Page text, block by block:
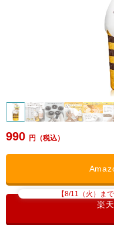
990
【8/11（火）ま